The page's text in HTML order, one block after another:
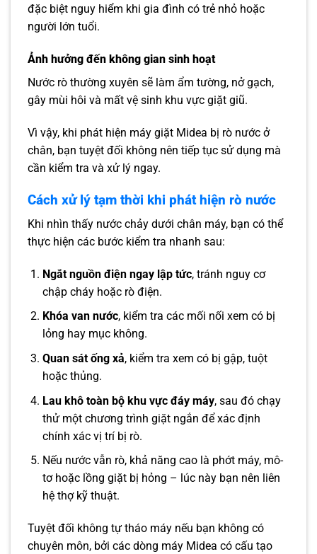
đặc biệt nguy hiểm khi gia đình có trẻ nhỏ hoặc
người lớn tuổi.
Ảnh hưởng đến không gian sinh hoạt
Nước rò thường xuyên sẽ làm ẩm tường, nở gạch,
gây mùi hôi và mất vệ sinh khu vực giặt giũ.
Vì vậy, khi phát hiện máy giặt Midea bị rò nước ở
chân, bạn tuyệt đối không nên tiếp tục sử dụng mà
cần kiểm tra và xử lý ngay.
Cách xử lý tạm thời khi phát hiện rò nước
Khi nhìn thấy nước chảy dưới chân máy, bạn có thể
thực hiện các bước kiểm tra nhanh sau:
Ngắt nguồn điện ngay lập tức, tránh nguy cơ
chập cháy hoặc rò điện.
Khóa van nước, kiểm tra các mối nối xem có bị
lỏng hay mục không.
Quan sát ống xả, kiểm tra xem có bị gập, tuột
hoặc thủng.
Lau khô toàn bộ khu vực đáy máy, sau đó chạy
thử một chương trình giặt ngắn để xác định
chính xác vị trí bị rò.
Nếu nước vẫn rò, khả năng cao là phớt máy, mô-
tơ hoặc lồng giặt bị hỏng – lúc này bạn nên liên
hệ thợ kỹ thuật.
Tuyệt đối không tự tháo máy nếu bạn không có
chuyên môn, bởi các dòng máy Midea có cấu tạo